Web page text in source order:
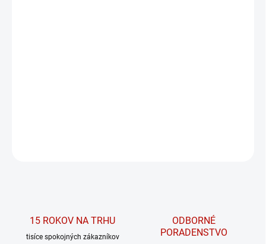
15 ROKOV NA TRHU
tisíce spokojných zákazníkov
ODBORNÉ
PORADENSTVO